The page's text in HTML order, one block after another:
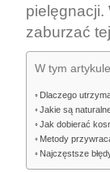
pielęgnacji.
zaburzać
W tym
Dlaczego
Jakie są
Jak dobierać
Metody
Najczęstsze